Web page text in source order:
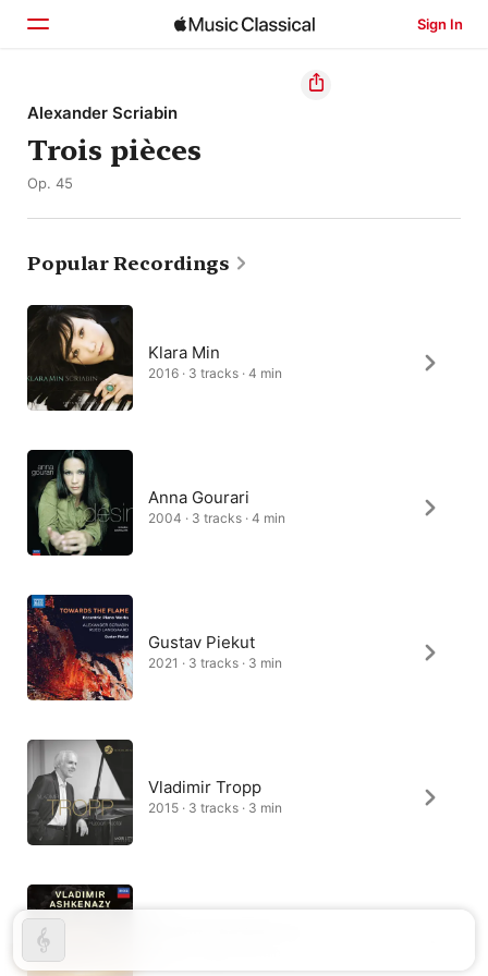
Sign In
Home
Browse
Alexander Scriabin
Trois pièces
Op. 45
Popular Recordings
Klara Min
2016 · 3 tracks · 4 min
Anna Gourari
2004 · 3 tracks · 4 min
Gustav Piekut
2021 · 3 tracks · 3 min
Vladimir Tropp
2015 · 3 tracks · 3 min